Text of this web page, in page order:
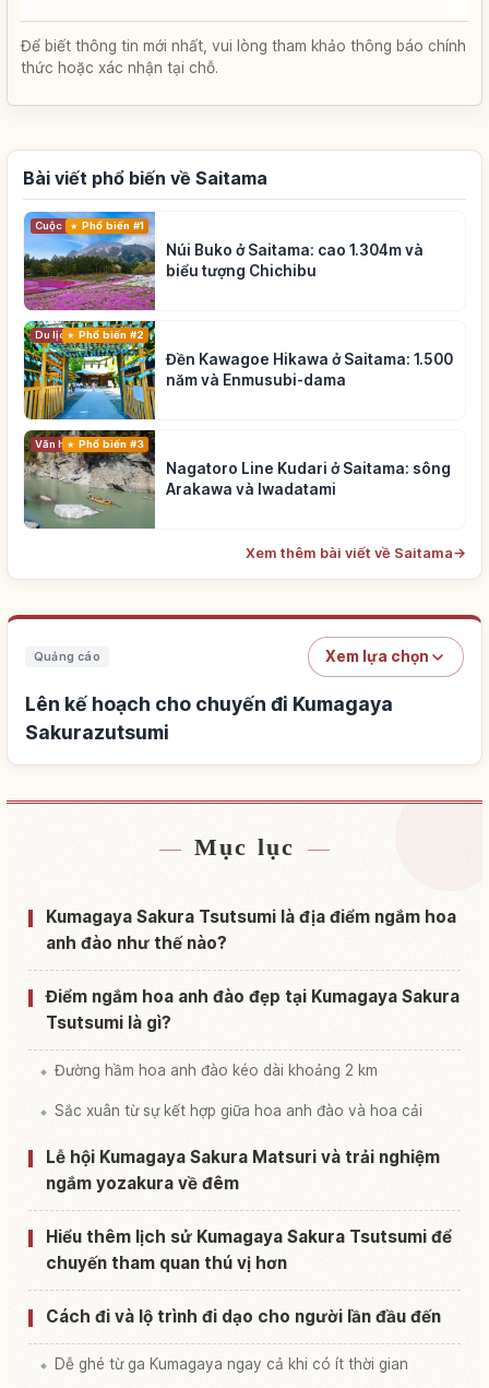
Để biết thông tin mới nhất, vui lòng tham khảo thông báo chính
thức hoặc xác nhận tại chỗ.
Bài viết phổ biến về Saitama
Cuộc sốngPhổ biến #1
Núi Buko ở Saitama: cao 1.304m và
biểu tượng Chichibu
Du lịch Phổ biến #2
Đền Kawagoe Hikawa ở Saitama: 1.500
năm và Enmusubi-dama
Văn hóa truyền thống
Phổ biến #3
Nagatoro Line Kudari ở Saitama: sông
Arakawa và Iwadatami
Xem thêm bài viết về Saitama→
Quảng cáo Xem lựa chọn
Lên kế hoạch cho chuyến đi Kumagaya
Sakurazutsumi
Tìm chỗ ở gần Kumagaya Sakurazutsumi
Tìm trải nghiệm tại Kumagaya Sakurazutsumi↗
Mục lục
Kumagaya Sakura Tsutsumi là địa điểm ngắm hoa
anh đào như thế nào?
Điểm ngắm hoa anh đào đẹp tại Kumagaya Sakura
Tsutsumi là gì?
Đường hầm hoa anh đào kéo dài khoảng 2 km
Sắc xuân từ sự kết hợp giữa hoa anh đào và hoa cải
Lễ hội Kumagaya Sakura Matsuri và trải nghiệm
ngắm yozakura về đêm
Hiểu thêm lịch sử Kumagaya Sakura Tsutsumi để
chuyến tham quan thú vị hơn
Cách đi và lộ trình đi dạo cho người lần đầu đến
Dễ ghé từ ga Kumagaya ngay cả khi có ít thời gian